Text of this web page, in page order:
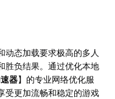
动态加载要求极高的多人
胜负结果。通过优化本地
器】的专业网络优化服
受更加流畅和稳定的游戏